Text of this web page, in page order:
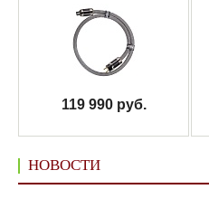
119 990 руб.
НОВОСТИ